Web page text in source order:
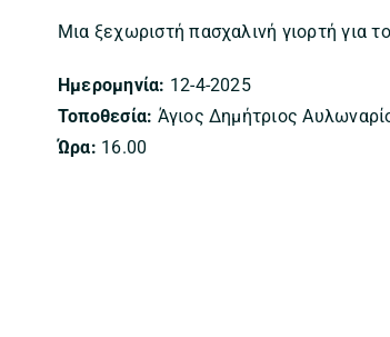
Μια ξεχωριστή πασχαλινή γιορτή για
Ημερομηνία: 12-4-2025
Τοποθεσία: Άγιος Δημήτριος
Ώρα: 16.00